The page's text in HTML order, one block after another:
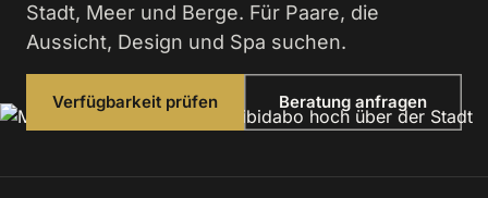
Stadt, Meer und Berge. Für Paare, die
Aussicht, Design und Spa suchen.
Verfügbarkeit prüfen Beratung anfragen